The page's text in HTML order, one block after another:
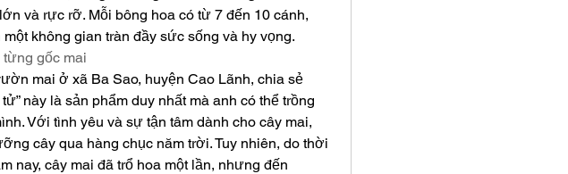
và rực rỡ. Mỗi bông hoa có từ 7 đến 10 cánh,
không gian tràn đầy sức sống và hy vọng.
gốc mai
mai ở xã Ba Sao, huyện Cao Lãnh, chia sẻ
này là sản phẩm duy nhất mà anh có thể trồng
Với tình yêu và sự tận tâm dành cho cây mai,
cây qua hàng chục năm trời. Tuy nhiên, do thời
nay, cây mai đã trổ hoa một lần, nhưng đến